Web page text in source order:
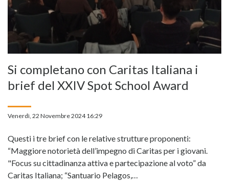
Si completano con Caritas Italiana i
brief del XXIV Spot School Award
Venerdì, 22 Novembre 2024 16:29
Questi i tre brief con le relative strutture proponenti:
“Maggiore notorietà dell’impegno di Caritas per i giovani.
"Focus su cittadinanza attiva e partecipazione al voto” da
Caritas Italiana; “Santuario Pelagos,…